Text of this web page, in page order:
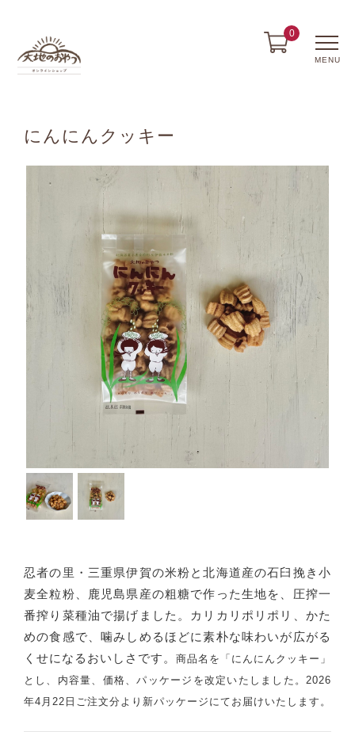
0
MENU
にんにんクッキー
忍者の里・三重県伊賀の米粉と北海道産の石臼挽き小
麦全粒粉、
鹿児島県産の粗糖で作った生地を、 圧搾一
番搾り菜種油で揚げました。
カリカリポリポリ、かた
めの食感で、噛みしめるほどに素朴な味わいが広がる
くせになるおいしさです。 商品名を「にんにんクッキー」
とし、 内容量、価格、パッケージを改定いたしました。2026
年4月22日ご注文分より 新パッケージにてお届けいたします。